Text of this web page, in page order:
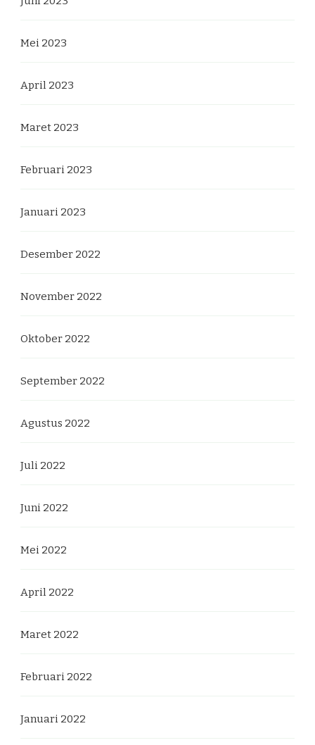
Mei 2023
April 2023
Maret 2023
Februari 2023
Januari 2023
Desember 2022
November 2022
Oktober 2022
September 2022
Agustus 2022
Juli 2022
Juni 2022
Mei 2022
April 2022
Maret 2022
Februari 2022
Januari 2022